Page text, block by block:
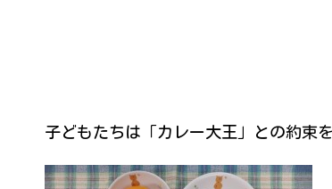
子どもたちは「カレー大王」との約束